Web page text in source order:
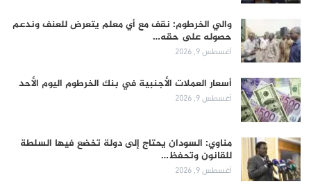
والي الخرطوم: نقف مع أي معلم يتعرض للعنف وندعم
حصوله على حقه…
أغسطس 9, 2026
أسعار العملات الأجنبية في بنك الخرطوم اليوم الأحد
أغسطس 9, 2026
مناوي: السودان يحتاج إلى دولة تخضع فيها السلطة
للقانون وتحفظ…
أغسطس 9, 2026